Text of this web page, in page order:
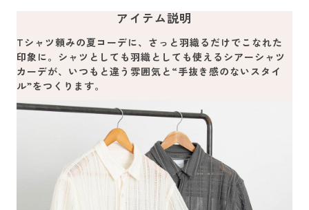
アイテム説明
Tシャツ頼みの夏コーデに、さっと羽織るだけでこなれた
印象に。シャツとしても羽織としても使えるシアーシャツ
カーデが、いつもと違う雰囲気と“手抜き感のないスタイ
ル”をつくります。